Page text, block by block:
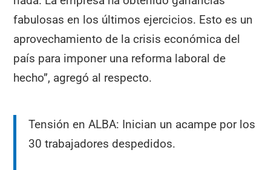
fabulosas en los últimos ejercicios. Esto es un
aprovechamiento de la crisis económica del
país para imponer una reforma laboral de
hecho”, agregó al respecto.
Tensión en ALBA: Inician un acampe por los
30 trabajadores despedidos.